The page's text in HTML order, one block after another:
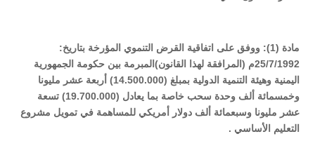
مادة (1): ووفق على اتفاقية القرض التنموي المؤرخة بتاريخ:
25/7/1992م (المرافقة لهذا القانون)المبرمة بين حكومة الجمهورية
اليمنية وهيئة التنمية الدولية بمبلغ (14.500.000) أربعة عشر مليونا
وخمسمائة ألف وحدة سحب خاصة بما يعادل (19.700.000) تسعة
عشر مليونا وسبعمائة ألف دولار أمريكي للمساهمة في تمويل مشروع
التعليم الأساسي .